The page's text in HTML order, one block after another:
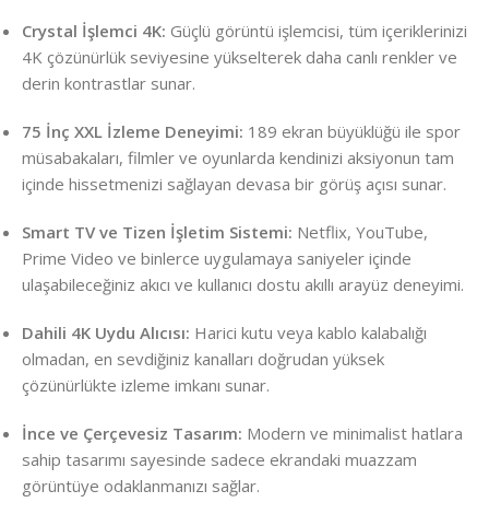
Crystal İşlemci 4K: Güçlü görüntü işlemcisi, tüm içeriklerinizi
4K çözünürlük seviyesine yükselterek daha canlı renkler ve
derin kontrastlar sunar.
75 İnç XXL İzleme Deneyimi: 189 ekran büyüklüğü ile spor
müsabakaları, filmler ve oyunlarda kendinizi aksiyonun tam
içinde hissetmenizi sağlayan devasa bir görüş açısı sunar.
Smart TV ve Tizen İşletim Sistemi: Netflix, YouTube,
Prime Video ve binlerce uygulamaya saniyeler içinde
ulaşabileceğiniz akıcı ve kullanıcı dostu akıllı arayüz deneyimi.
Dahili 4K Uydu Alıcısı: Harici kutu veya kablo kalabalığı
olmadan, en sevdiğiniz kanalları doğrudan yüksek
çözünürlükte izleme imkanı sunar.
İnce ve Çerçevesiz Tasarım: Modern ve minimalist hatlara
sahip tasarımı sayesinde sadece ekrandaki muazzam
görüntüye odaklanmanızı sağlar.